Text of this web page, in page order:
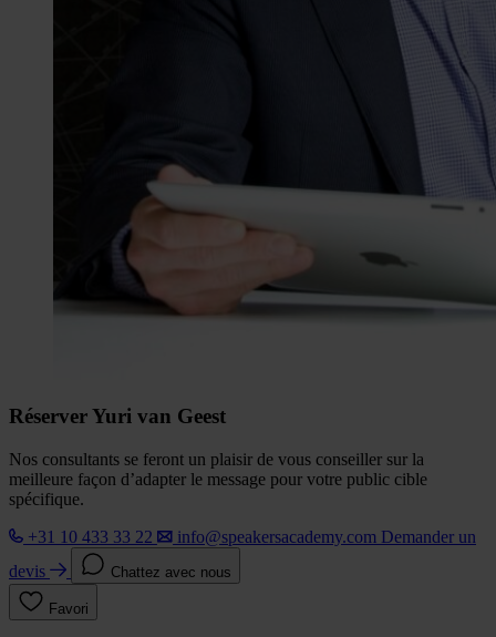
Réserver Yuri van Geest
Nos consultants se feront un plaisir de vous conseiller sur la
meilleure façon d’adapter le message pour votre public cible
spécifique.
+31 10 433 33 22
info@speakersacademy.com Demander un
devis
Chattez avec nous
Favori